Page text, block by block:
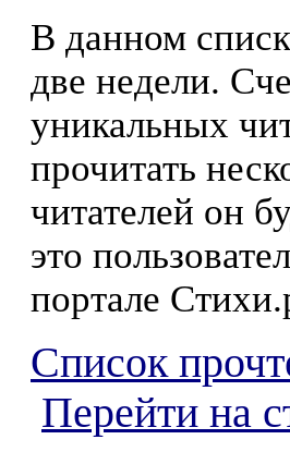
В данном
две недели.
уникальных
прочитать
читателей он
это
портале
Список
Перейти на